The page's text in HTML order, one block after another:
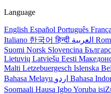
Language
English Español Português
Italiano 한국어हिन्दी
Suomi Norsk Slovencina
Lietuvių Latviešu Eesti
Malti Letzebuergesch Islenska
Bahasa Melayu
Bahasa
Soomaali Hausa IgboYoruba